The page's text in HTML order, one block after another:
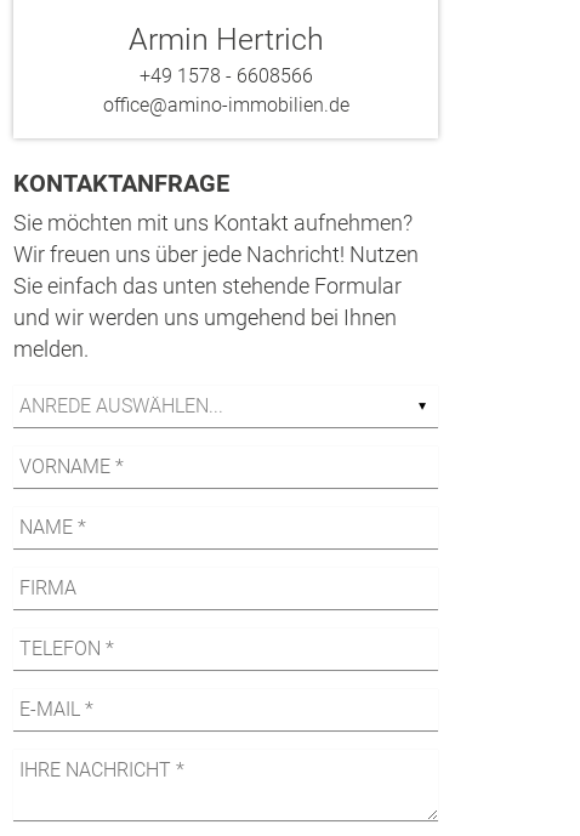
Armin Hertrich
+49 1578 - 6608566
office@amino-immobilien.de
KONTAKTANFRAGE
Sie möchten mit uns Kontakt aufnehmen?
Wir freuen uns über jede Nachricht! Nutzen
Sie einfach das unten stehende Formular
und wir werden uns umgehend bei Ihnen
melden.